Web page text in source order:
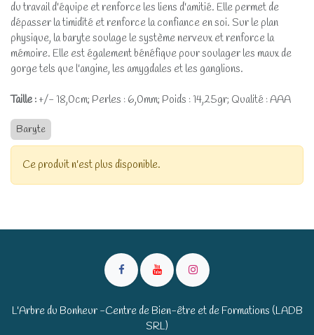
du travail d'équipe et renforce les liens d'amitié. Elle permet de
dépasser la timidité et renforce la confiance en soi. Sur le plan
physique, la baryte soulage le système nerveux et renforce la
mémoire. Elle est également bénéfique pour soulager les maux de
gorge tels que l'angine, les amygdales et les ganglions.
Taille : +/- 18,0cm; Perles : 6,0mm; Poids : 14,25gr; Qualité : AAA
Baryte
Ce produit n'est plus disponible.
L'Arbre du Bonheur -Centre de Bien-être et de Formations (LADB
SRL)